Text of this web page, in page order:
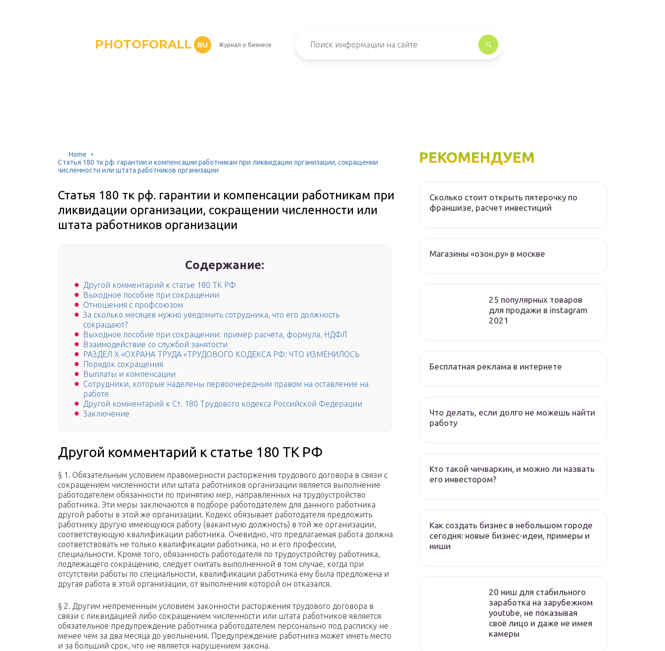
PHOTOFORALL RU Журнал о бизнесе
Home
Статья 180 тк рф. гарантии и компенсации работникам при ликвидации организации, сокращении
численности или штата работников организации
Статья 180 тк рф. гарантии и компенсации работникам при
ликвидации организации, сокращении численности или
штата работников организации
Содержание:
Другой комментарий к статье 180 ТК РФ
Выходное пособие при сокращении
Отношения с профсоюзом
За сколько месяцев нужно уведомить сотрудника, что его должность
сокращают?
Выходное пособие при сокращении: пример расчета, формула, НДФЛ
Взаимодействие со службой занятости
РАЗДЕЛ X «ОХРАНА ТРУДА «ТРУДОВОГО КОДЕКСА РФ: ЧТО ИЗМЕНИЛОСЬ
Порядок сокращения
Выплаты и компенсации
Сотрудники, которые наделены первоочередным правом на оставление на
работе
Другой комментарий к Ст. 180 Трудового кодекса Российской Федерации
Заключение
Другой комментарий к статье 180 ТК РФ
§ 1. Обязательным условием правомерности расторжения трудового договора в связи с
сокращением численности или штата работников организации является выполнение
работодателем обязанности по принятию мер, направленных на трудоустройство
работника. Эти меры заключаются в подборе работодателем для данного работника
другой работы в этой же организации. Кодекс обязывает работодателя предложить
работнику другую имеющуюся работу (вакантную должность) в той же организации,
соответствующую квалификации работника. Очевидно, что предлагаемая работа должна
соответствовать не только квалификации работника, но и его профессии,
специальности. Кроме того, обязанность работодателя по трудоустройству работника,
подлежащего сокращению, следует считать выполненной в том случае, когда при
отсутствии работы по специальности, квалификации работника ему была предложена и
другая работа в этой организации, от выполнения которой он отказался.
§ 2. Другим непременным условием законности расторжения трудового договора в
связи с ликвидацией либо сокращением численности или штата работников является
обязательное предупреждение работника работодателем персонально под расписку не
менее чем за два месяца до увольнения. Предупреждение работника может иметь место
и за больший срок, что не является нарушением закона.
РЕКОМЕНДУЕМ
Сколько стоит открыть пятерочку по
франшизе, расчет инвестиций
Магазины «озон.ру» в москве
25 популярных товаров
для продажи в instagram
2021
Бесплатная реклама в интернете
Что делать, если долго не можешь найти
работу
Кто такой чичваркин, и можно ли назвать
его инвестором?
Как создать бизнес в небольшом городе
сегодня: новые бизнес-идеи, примеры и
ниши
20 ниш для стабильного
заработка на зарубежном
youtube, не показывая
своё лицо и даже не имея
камеры